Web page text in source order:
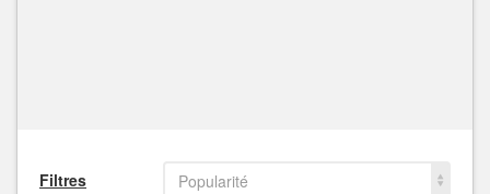
Filtres Popularité